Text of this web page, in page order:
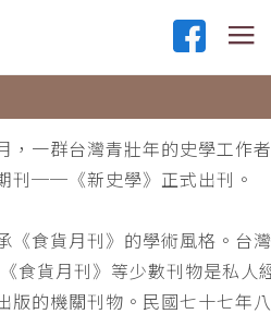
，一群台灣青壯年的史學工作
刊──《新史學》正式出刊。
《食貨月刊》的學術風格。台
食貨月刊》等少數刊物是私人
版的機關刊物。民國七十七年